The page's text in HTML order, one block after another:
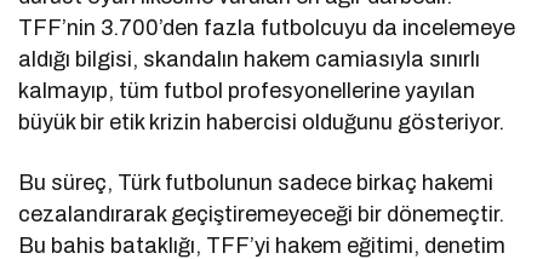
TFF’nin 3.700’den fazla futbolcuyu da incelemeye
aldığı bilgisi, skandalın hakem camiasıyla sınırlı
kalmayıp, tüm futbol profesyonellerine yayılan
büyük bir etik krizin habercisi olduğunu gösteriyor.
Bu süreç, Türk futbolunun sadece birkaç hakemi
cezalandırarak geçiştiremeyeceği bir dönemeçtir.
Bu bahis bataklığı, TFF’yi hakem eğitimi, denetim